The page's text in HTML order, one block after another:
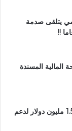
يتلقى صدمة
المالية المسندة
أمريكا تمنح تونس أكثر من 1.5 مليون دولار لدعم